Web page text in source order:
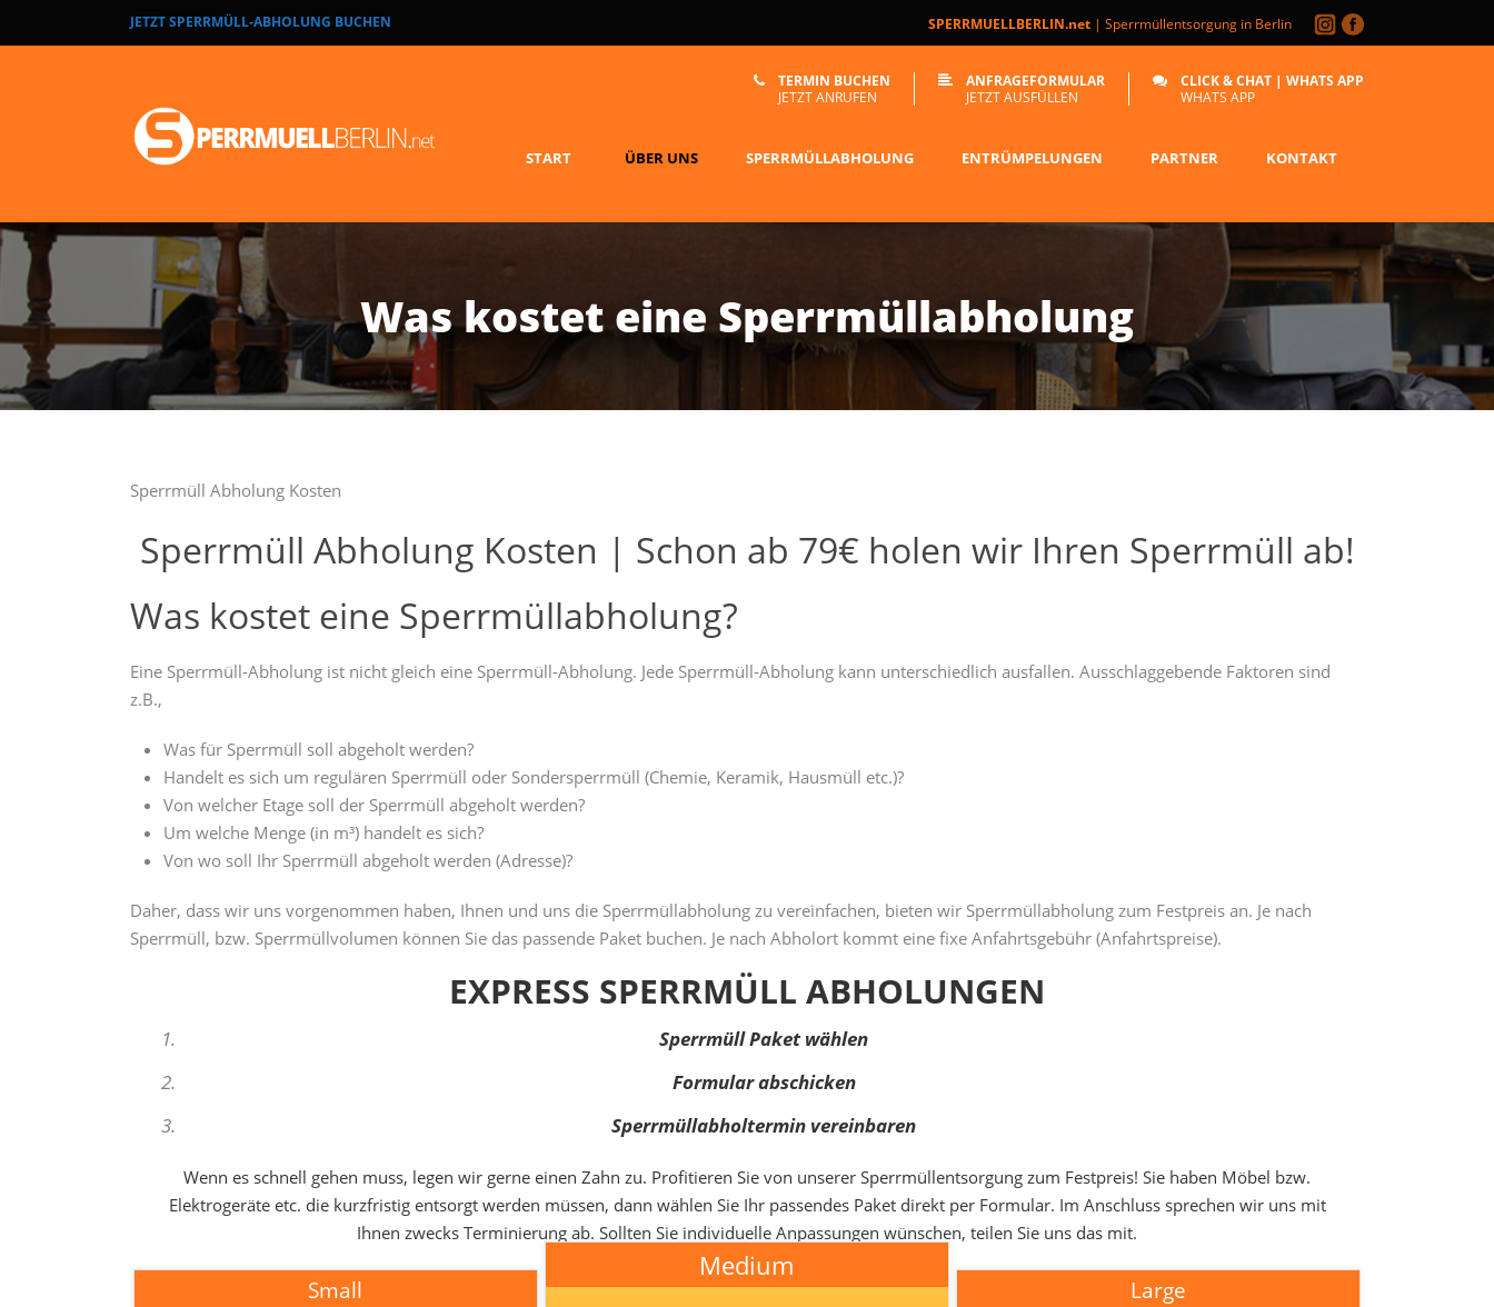
JETZT SPERRMÜLL-ABHOLUNG BUCHEN SPERRMUELLBERLIN.net | Sperrmüllentsorgung in Berlin
TERMIN BUCHEN
JETZT ANRUFEN
ANFRAGEFORMULAR
JETZT AUSFÜLLEN
CLICK & CHAT | WHATS APP
WHATS APP
START ÜBER UNS SPERRMÜLLABHOLUNG ENTRÜMPELUNGEN PARTNER KONTAKT
Was kostet eine Sperrmüllabholung
Sperrmüll Abholung Kosten
Sperrmüll Abholung Kosten | Schon ab 79€ holen wir Ihren Sperrmüll ab!
Was kostet eine Sperrmüllabholung?
Eine Sperrmüll-Abholung ist nicht gleich eine Sperrmüll-Abholung. Jede Sperrmüll-Abholung kann unterschiedlich ausfallen. Ausschlaggebende Faktoren sind
z.B.,
Was für Sperrmüll soll abgeholt werden?
Handelt es sich um regulären Sperrmüll oder Sondersperrmüll (Chemie, Keramik, Hausmüll etc.)?
Von welcher Etage soll der Sperrmüll abgeholt werden?
Um welche Menge (in m³) handelt es sich?
Von wo soll Ihr Sperrmüll abgeholt werden (Adresse)?
Daher, dass wir uns vorgenommen haben, Ihnen und uns die Sperrmüllabholung zu vereinfachen, bieten wir Sperrmüllabholung zum Festpreis an. Je nach
Sperrmüll, bzw. Sperrmüllvolumen können Sie das passende Paket buchen. Je nach Abholort kommt eine fixe Anfahrtsgebühr (Anfahrtspreise).
EXPRESS SPERRMÜLL ABHOLUNGEN
Sperrmüll Paket wählen
Formular abschicken
Sperrmüllabholtermin vereinbaren
Wenn es schnell gehen muss, legen wir gerne einen Zahn zu. Profitieren Sie von unserer Sperrmüllentsorgung zum Festpreis! Sie haben Möbel bzw.
Elektrogeräte etc. die kurzfristig entsorgt werden müssen, dann wählen Sie Ihr passendes Paket direkt per Formular. Im Anschluss sprechen wir uns mit
Ihnen zwecks Terminierung ab. Sollten Sie individuelle Anpassungen wünschen, teilen Sie uns das mit.
Small
Medium
Large